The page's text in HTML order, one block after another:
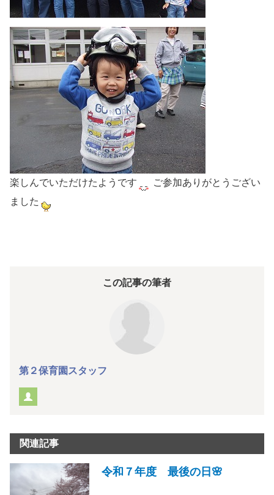
楽しんでいただけたようです
ご参加ありがとうござい
ました
この記事の筆者
第２保育園スタッフ
関連記事
令和７年度 最後の日🌸